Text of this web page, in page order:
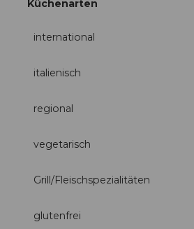
Küchenarten
international
italienisch
regional
vegetarisch
Grill/Fleischspezialitäten
glutenfrei